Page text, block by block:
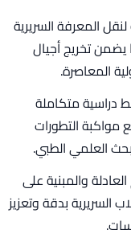
المعرفة السريرية
تخريج أجيال
المعاصرة.
متكاملة
مواكبة التطورات
العلمي الطبي.
والمبنية على
بدقة وتعزيز